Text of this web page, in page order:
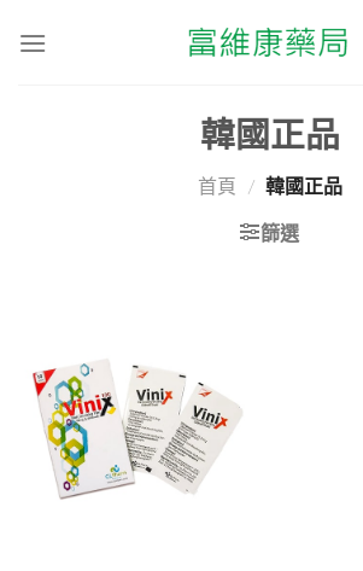
韓國正品
首頁 / 韓國正品
篩選